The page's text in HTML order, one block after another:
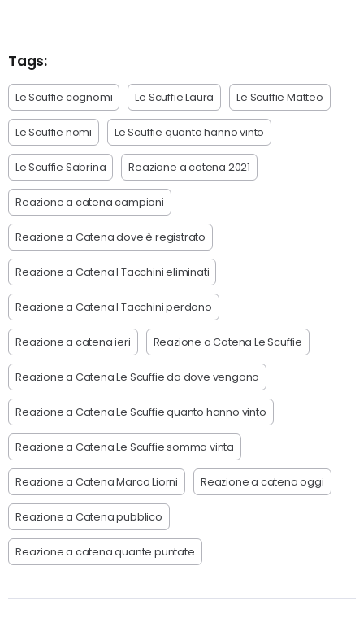
Tags:
Le Scuffie cognomi Le Scuffie Laura Le Scuffie Matteo
Le Scuffie nomi Le Scuffie quanto hanno vinto
Le Scuffie Sabrina Reazione a catena 2021
Reazione a catena campioni
Reazione a Catena dove è registrato
Reazione a Catena I Tacchini eliminati
Reazione a Catena I Tacchini perdono
Reazione a catena ieri Reazione a Catena Le Scuffie
Reazione a Catena Le Scuffie da dove vengono
Reazione a Catena Le Scuffie quanto hanno vinto
Reazione a Catena Le Scuffie somma vinta
Reazione a Catena Marco Liorni Reazione a catena oggi
Reazione a Catena pubblico
Reazione a catena quante puntate